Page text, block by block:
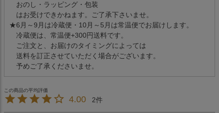
おのし・ラッピング・包装
はお受けできかねます。ご了承下さいませ。
★6月～9月は冷蔵便・10月～5月は常温便でお届けします。
冷蔵便は、常温便+300円送料です。
ご注文と、お届けのタイミングによっては
送料を訂正させていただく場合がございます。
予めご了承くださいませ。
4.00 2